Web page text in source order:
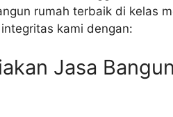
rumah terbaik di kelas
kami dengan:
Jasa